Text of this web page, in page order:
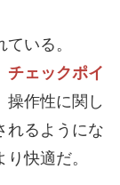
いる。
チェックポイ
操作性に関し
れるようにな
快適だ。